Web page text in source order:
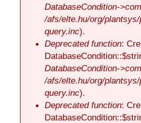
DatabaseCondition-
/afs/elte.hu/org/
query.inc).
Deprecated function:
DatabaseCondition-
/afs/elte.hu/org/
query.inc).
Deprecated function: